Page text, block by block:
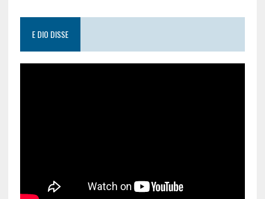
E DIO DISSE